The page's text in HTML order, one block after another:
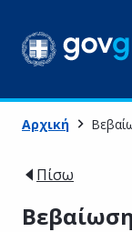
Αρχική
Πίσω